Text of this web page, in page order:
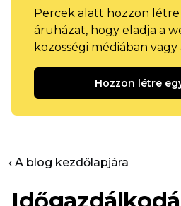
Percek alatt hozzon
áruházat, hogy eladja a
közösségi médiában vagy
Hozzon létre
‹ A blog kezdőlapjára